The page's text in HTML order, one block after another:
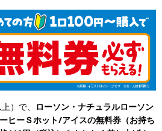
）で、
ローソン・ナチュラルローソン
ヒーＳホット/アイスの無料券（お持ち